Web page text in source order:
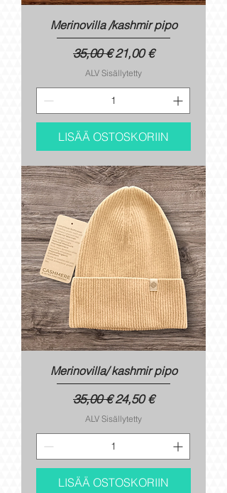
Merinovilla /kashmir pipo
Normaali hinta
35,00 €Alehinta
21,00 €
ALV Sisällytetty
LISÄÄ OSTOSKORIIN
Merinovilla/ kashmir pipo
Normaali hinta
35,00 €Alehinta
24,50 €
ALV Sisällytetty
LISÄÄ OSTOSKORIIN